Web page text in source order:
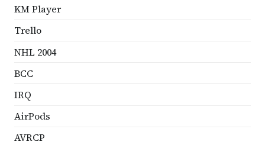
KM Player
Trello
NHL 2004
BCC
IRQ
AirPods
AVRCP